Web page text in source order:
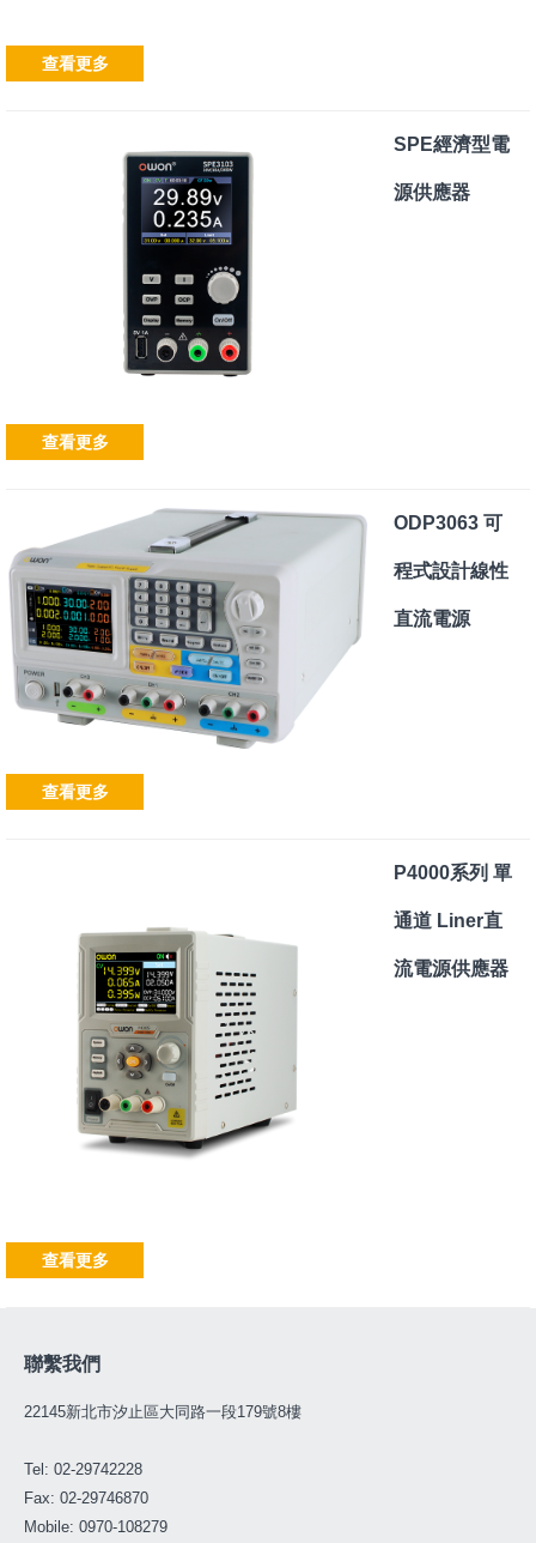
查看更多
SPE經濟型電
源供應器
查看更多
ODP3063 可
程式設計線性
直流電源
查看更多
P4000系列 單
通道 Liner直
流電源供應器
查看更多
聯繫我們
22145新北市汐止區大同路一段179號8樓
Tel: 02-29742228
Fax: 02-29746870
Mobile: 0970-108279